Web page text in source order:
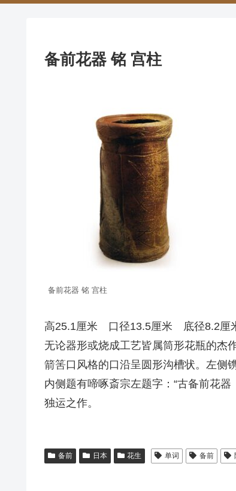
备前花器 铭 宫柱
备前花器 铭 宫柱
高25.1厘米 口径13.5厘米 底径8.2厘
无论器形或烧成工艺皆属筒形花瓶的杰
箭筈口风格的口沿呈圆形沟槽状。左侧
内侧题有啼啄斎宗左题字：“古备前花
独运之作。
备前 日本 花生 单词 备前